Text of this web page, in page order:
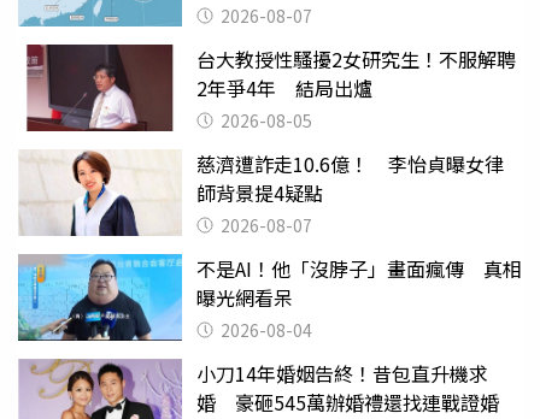
2026-08-07
台大教授性騷擾2女研究生！不服解聘
2年爭4年 結局出爐
2026-08-05
慈濟遭詐走10.6億！ 李怡貞曝女律
師背景提4疑點
2026-08-07
不是AI！他「沒脖子」畫面瘋傳 真相
曝光網看呆
2026-08-04
小刀14年婚姻告終！昔包直升機求
婚 豪砸545萬辦婚禮還找連戰證婚